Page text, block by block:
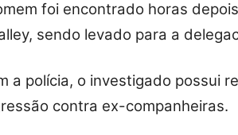
foi encontrado horas
sendo levado para a
a polícia, o investigado possui
contra ex-companheiras.